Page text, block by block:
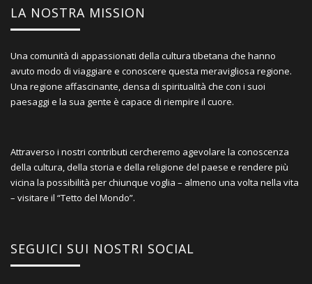
LA NOSTRA MISSION
Una comunità di appassionati della cultura tibetana che hanno
avuto modo di viaggiare e conoscere questa meravigliosa regione.
Una regione affascinante, densa di spiritualità che con i suoi
paesaggi e la sua gente è capace di riempire il cuore.
Attraverso i nostri contributi cercheremo agevolare la conoscenza
della cultura, della storia e della religione del paese e rendere più
vicina la possibilità per chiunque voglia – almeno una volta nella vita
– visitare il “Tetto del Mondo”.
SEGUICI SUI NOSTRI SOCIAL